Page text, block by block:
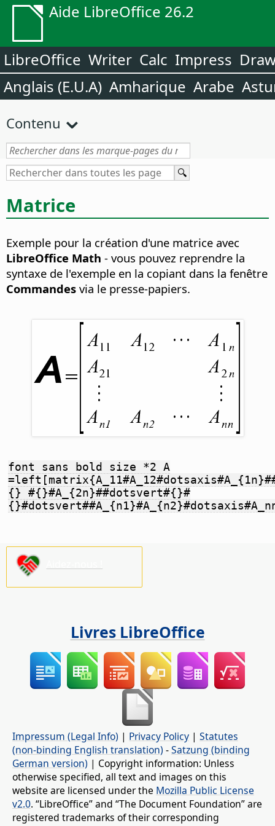
Aide LibreOffice 26.2
LibreOffice Writer Calc Impress
Anglais (E.U.A) Amharique Arabe
Contenu
Matrice
Exemple pour la création d'une matrice avec
LibreOffice Math - vous pouvez reprendre la
syntaxe de l'exemple en la copiant dans la fenêtre
Commandes via le presse-papiers.
font sans bold size *2 A
{} #{}#A_{2n}##dotsvert#{}#
Livres LibreOffice
Impressum (Legal Info) | Privacy Policy | Statutes
(non-binding English translation) -Satzung (binding
German version) | Copyright information: Unless
otherwise specified, all text and images on this
website are licensed under the Mozilla Public License
v2.0. “LibreOffice” and “The Document Foundation” are
registered trademarks of their corresponding